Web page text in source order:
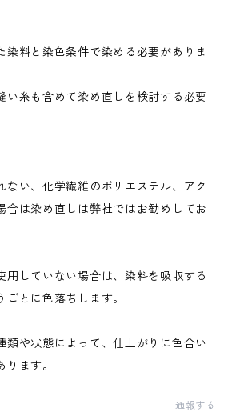
染料と染色条件で染める必要がありま
い糸も含めて染め直しを検討する必要
ない、化学繊維のポリエステル、アク
合は染め直しは弊社ではお勧めしてお
用していない場合は、染料を吸収する
とに色落ちします。
類や状態によって、仕上がりに色合い
ます。
通報する